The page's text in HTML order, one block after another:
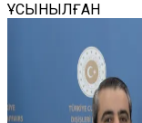
ҰСЫНЫЛҒАН